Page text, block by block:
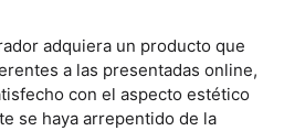
adquiera un producto que
a las presentadas online,
con el aspecto estético
se haya arrepentido de la